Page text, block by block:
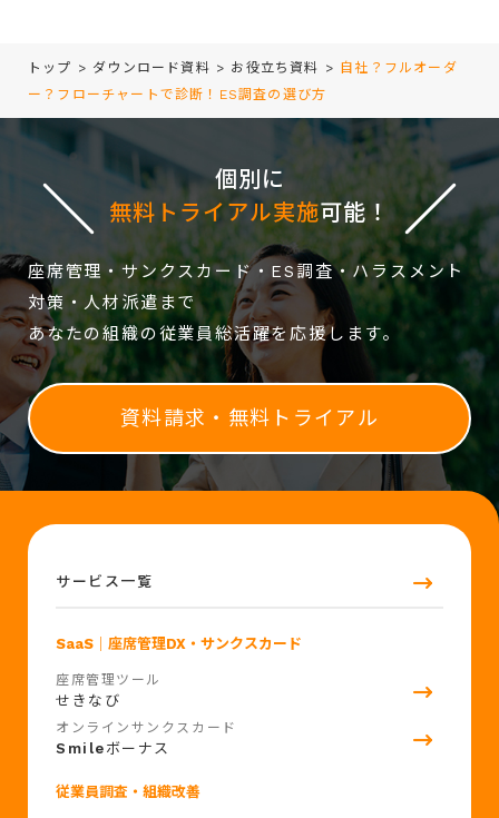
トップ > ダウンロード資料 > お役立ち資料 > 自社？フルオーダ
ー？フローチャートで診断！ES調査の選び方
個別に
無料トライアル実施可能！
座席管理・サンクスカード・ES調査・ハラスメント
対策・人材派遣まで
あなたの組織の従業員総活躍を応援します。
資料請求・無料トライアル
サービス一覧
SaaS ｜座席管理DX・サンクスカード
座席管理ツール
せきなび
オンラインサンクスカード
Smile ボーナス
従業員調査・組織改善